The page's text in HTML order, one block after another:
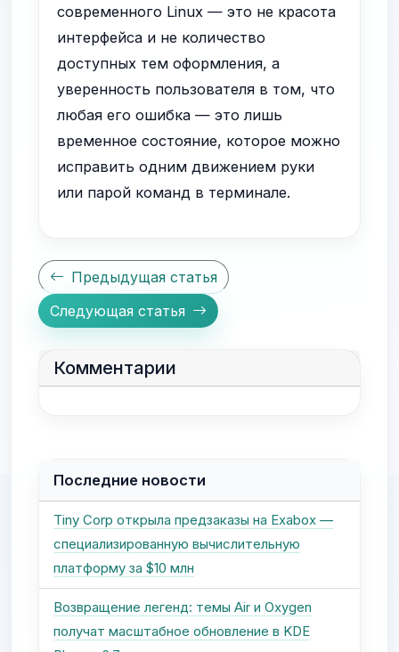
современного Linux — это не красота
интерфейса и не количество
доступных тем оформления, а
уверенность пользователя в том, что
любая его ошибка — это лишь
временное состояние, которое можно
исправить одним движением руки
или парой команд в терминале.
Предыдущая статья
Следующая статья
Комментарии
Последние новости
Tiny Corp открыла предзаказы на Exabox —
специализированную вычислительную
платформу за $10 млн
Возвращение легенд: темы Air и Oxygen
получат масштабное обновление в KDE